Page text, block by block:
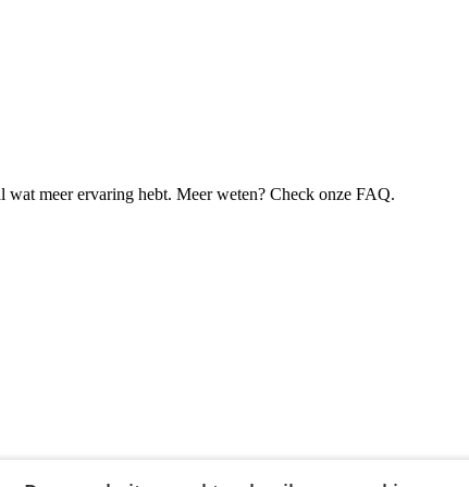
meer ervaring hebt. Meer weten? Check onze FAQ.